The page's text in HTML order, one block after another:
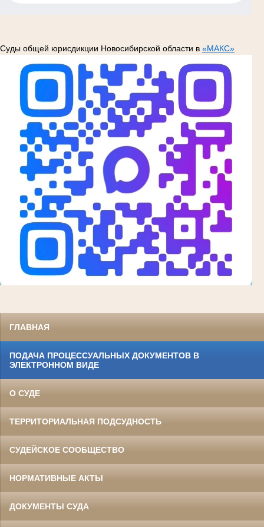
Суды общей юрисдикции Новосибирской области в «МАКС»
ГЛАВНАЯ
ПОДАЧА ПРОЦЕССУАЛЬНЫХ ДОКУМЕНТОВ В
ЭЛЕКТРОННОМ ВИДЕ
О СУДЕ
ТЕРРИТОРИАЛЬНАЯ ПОДСУДНОСТЬ
СУДЕЙСКОЕ СООБЩЕСТВО
НОРМАТИВНЫЕ АКТЫ
ДОКУМЕНТЫ СУДА